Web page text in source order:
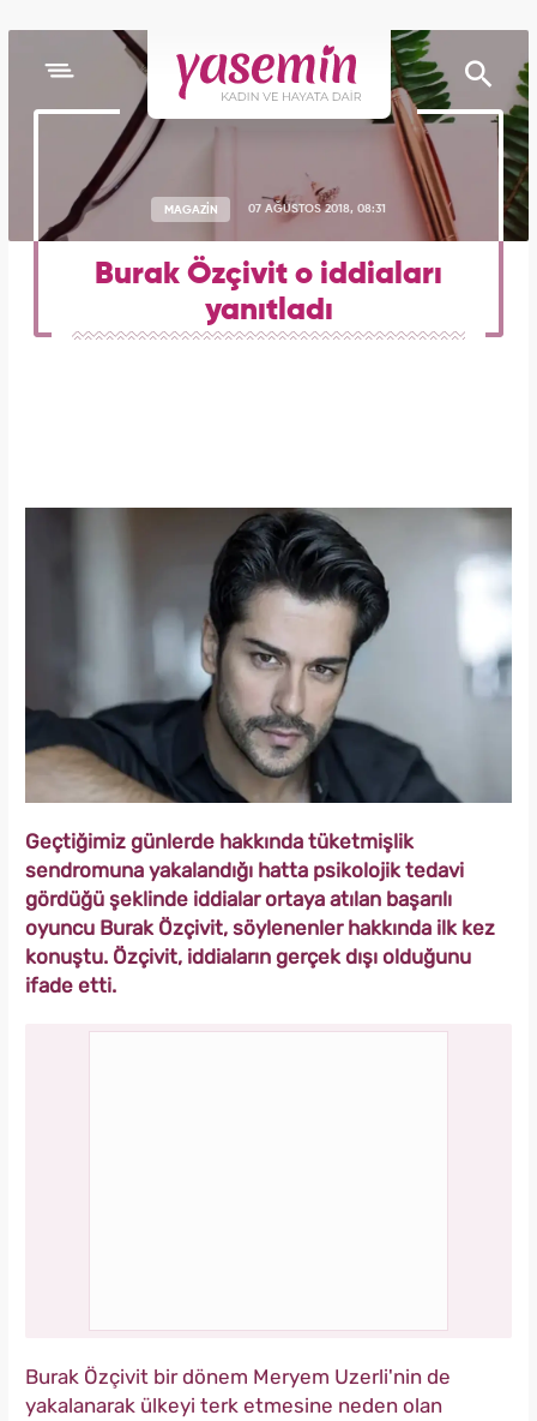
MAGAZİN 07 AĞUSTOS 2018, 08:31
Burak Özçivit o iddiaları
yanıtladı
Geçtiğimiz günlerde hakkında tüketmişlik
sendromuna yakalandığı hatta psikolojik tedavi
gördüğü şeklinde iddialar ortaya atılan başarılı
oyuncu Burak Özçivit, söylenenler hakkında ilk kez
konuştu. Özçivit, iddiaların gerçek dışı olduğunu
ifade etti.
Burak Özçivit bir dönem Meryem Uzerli'nin de
yakalanarak ülkeyi terk etmesine neden olan